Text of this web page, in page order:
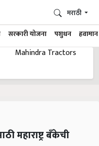
सरकारी योजना पशुधन हवामान
मराठी
महाराष्ट्र बँकेची